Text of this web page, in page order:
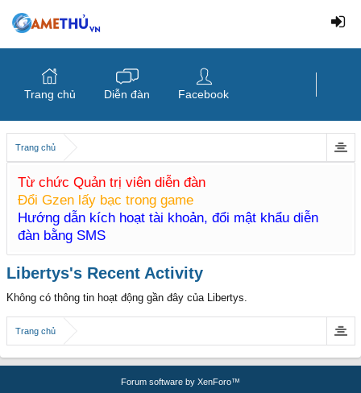
Trang chủ
Từ chức Quản trị viên diễn đàn
Đổi Gzen lấy bạc trong game
Hướng dẫn kích hoạt tài khoản, đổi mật khẩu diễn
đàn bằng SMS
Libertys's Recent Activity
Không có thông tin hoạt động gần đây của Libertys.
Trang chủ
Trang chủ Diễn đàn Facebook
Forum software by XenForo™